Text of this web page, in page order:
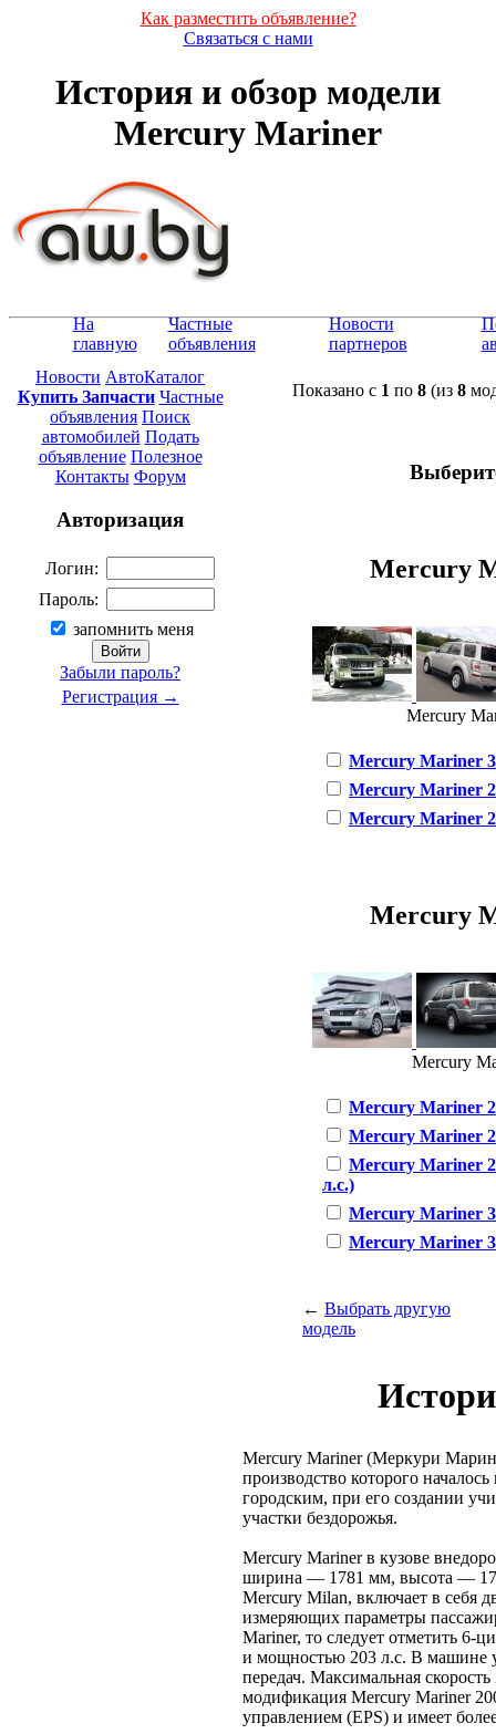
Как разместить объявление?
Связаться с нами
История и обзор модели
Mercury Mariner
На
главную
Частные
объявления
Новости
партнеров
Новости АвтоКаталог
Купить Запчасти Частные
объявления Поиск
автомобилей Подать
объявление Полезное
Контакты Форум
Авторизация
Логин:
Пароль:
запомнить меня
Забыли пароль?
Регистрация →
Показано с 1 по 8(из 8
Mercury
Mercury
Mercury Mariner
Mercury Mariner
Mercury Mariner
Mercury
Mercury
Mercury Mariner
Mercury Mariner
Mercury Mariner
л.с.)
Mercury Mariner
Mercury Mariner
← Выбрать другую
модель
Mercury Mariner (Меркури
производство которого
городским, при его создании
участки бездорожья.
Mercury Mariner в кузове
ширина — 1781 мм, высота —
Mercury Milan, включает в себя
измеряющих параметры
Mariner, то следует отметить 6-
и мощностью 203 л.с. В машине
передач. Максимальная скорость
модификация Mercury Mariner
управлением (EPS) и имеет